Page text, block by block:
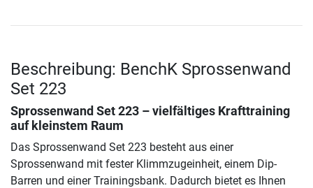
Beschreibung: BenchK Sprossenwand
Set 223
Sprossenwand Set 223 – vielfältiges Krafttraining
auf kleinstem Raum
Das Sprossenwand Set 223 besteht aus einer
Sprossenwand mit fester Klimmzugeinheit, einem Dip-
Barren und einer Trainingsbank. Dadurch bietet es Ihnen